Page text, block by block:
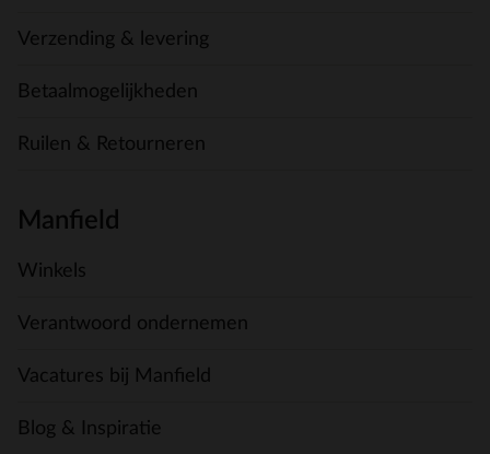
Verzending & levering
Betaalmogelijkheden
Ruilen & Retourneren
Manfield
Winkels
Verantwoord ondernemen
Vacatures bij Manfield
Blog & Inspiratie